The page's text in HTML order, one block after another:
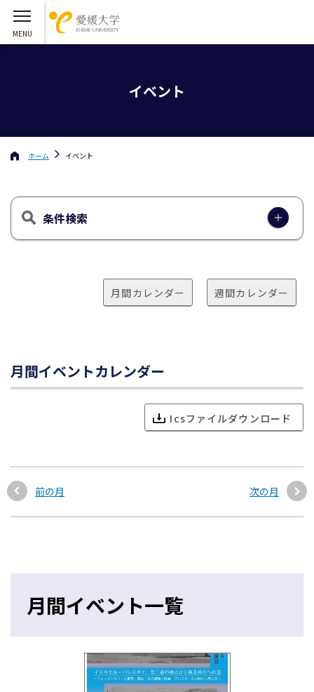
イベント
ホーム イベント
条件検索
月間カレンダー 週間カレンダー
月間イベントカレンダー
Icsファイルダウンロード
前の月 次の月
月間イベント一覧